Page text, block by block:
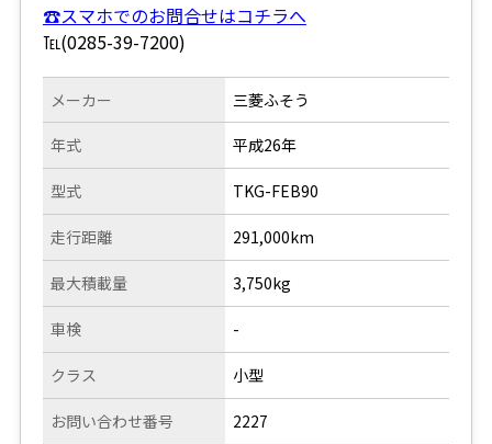
☎スマホでのお問合せはコチラへ
℡(0285-39-7200)
メーカー
年式
型式
走行距離
三菱ふそう
平成26年
TKG-FEB90
291,000km
最大積載量
車検
クラス
お問い合わせ番号
3,750kg
-
小型
2227